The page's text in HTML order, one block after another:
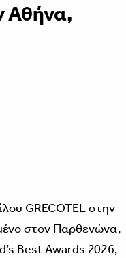
Αθήνα,
GRECOTEL στην
στον Παρθενώνα,
Best Awards 2026,